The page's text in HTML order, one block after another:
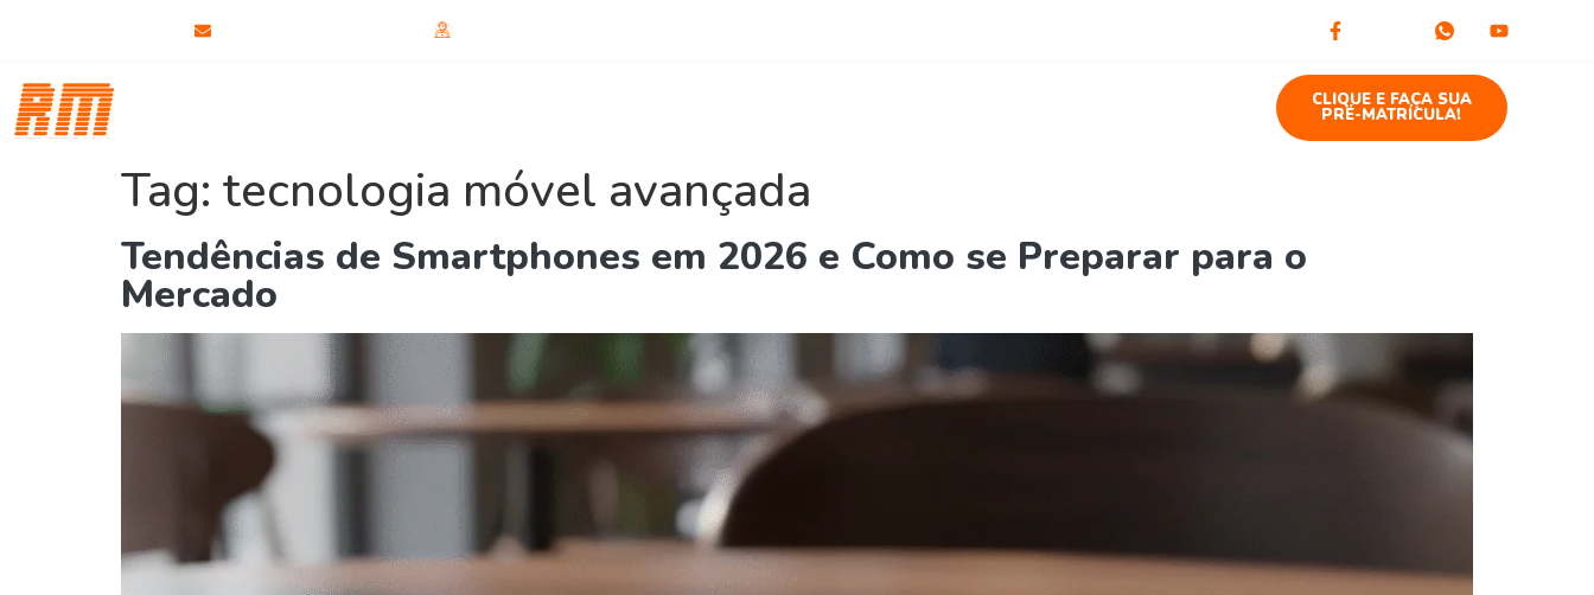
CLIQUE E FAÇA SUA
PRÉ-MATRÍCULA!
Tag: tecnologia móvel avançada
Tendências de Smartphones em 2026 e Como se Preparar para o
Mercado